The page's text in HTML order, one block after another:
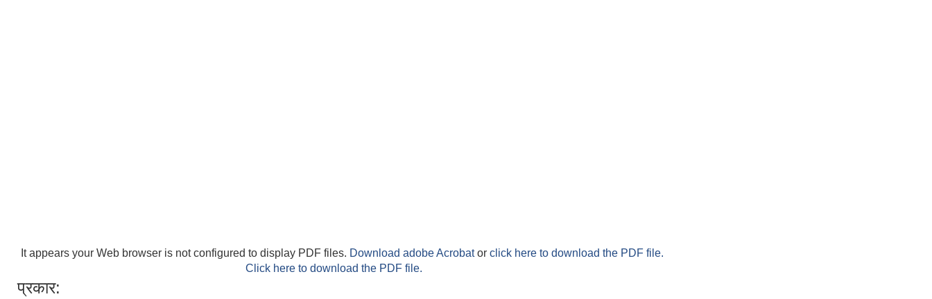
It appears your Web browser is not configured to display PDF files. Download adobe Acrobator click here to download the PDF file.
Click here to download the PDF file.
प्रकार: